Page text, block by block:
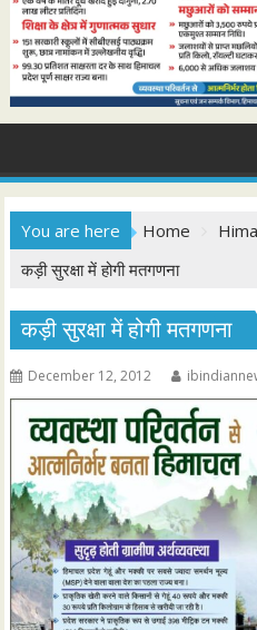
You are here Home
कड़ी सुरक्षा में होगी मतगणना
कड़ी सुरक्षा में होगी मतगणना
December 12, 2012